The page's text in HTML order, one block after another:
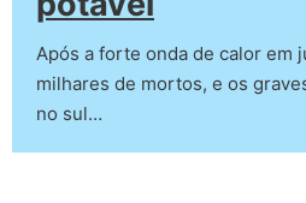
Após a forte onda de calor em
milhares de mortos, e os
no sul…